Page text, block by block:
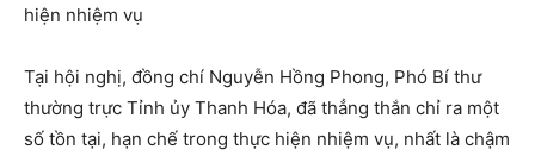
hiện nhiệm vụ
Tại hội nghị, đồng chí Nguyễn Hồng Phong, Phó Bí thư
thường trực Tỉnh ủy Thanh Hóa, đã thẳng thắn chỉ ra một
số tồn tại, hạn chế trong thực hiện nhiệm vụ, nhất là chậm